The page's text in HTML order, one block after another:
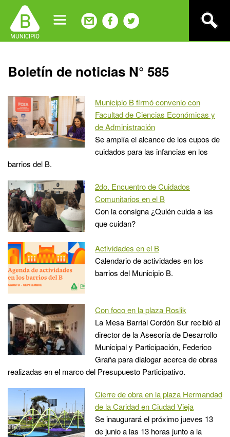
navigation
Back
to
Boletín de noticias N° 585
Municipio B firmó convenio con
Facultad de Ciencias Económicas y
de Administración
Se amplía el alcance de los cupos de
cuidados para las infancias en los
barrios del B.
2do. Encuentro de Cuidados
Comunitarios en el B
Con la consigna ¿Quién cuida a las
que cuidan?
Actividades en el B
Calendario de actividades en los
barrios del Municipio B.
Con foco en la plaza Roslik
La Mesa Barrial Cordón Sur recibió al
director de la Asesoría de Desarrollo
Municipal y Participación, Federico
Graña para dialogar acerca de obras
realizadas en el marco del Presupuesto Participativo.
Cierre de obra en la plaza Hermandad
de la Caridad en Ciudad Vieja
Se inaugurará el próximo jueves 13
de junio a las 13 horas junto a la